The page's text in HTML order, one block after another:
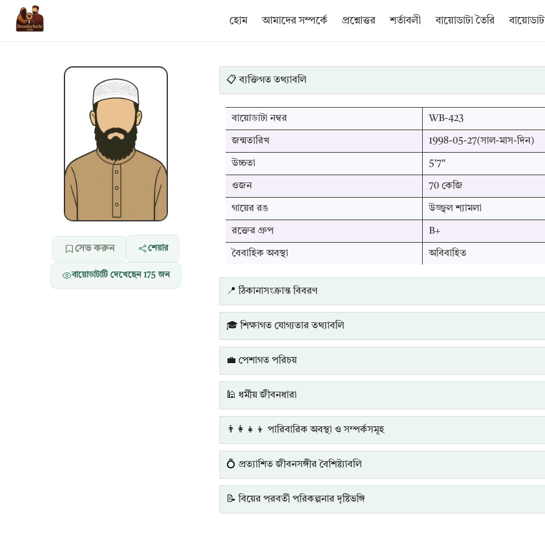
হোম আমাদের সম্পর্কে প্রশ্নোত্তর শর্তাবলী বায়োডাটা তৈরি
সেভ করুন শেয়ার
বায়োডাটাটি দেখেছেন 175 জন
📋 ব্যক্তিগত তথ্যাবলি
বায়োডাটা নম্বর WB-423
জন্মতারিখ 1998-05-27(সাল-মাস-দিন)
উচ্চতা 5'7"
ওজন 70 কেজি
গায়ের রঙ উজ্জ্বল শ্যামলা
রক্তের গ্রুপ B+
বৈবাহিক অবস্থা অবিবাহিত
📍 ঠিকানাসংক্রান্ত বিবরণ
🎓 শিক্ষাগত যোগ্যতার তথ্যাবলি
💼 পেশাগত পরিচয়
🕌 ধর্মীয় জীবনধারা
👨‍👩‍👧‍👦 পারিবারিক অবস্থা ও সম্পর্কসমূহ
💍 প্রত্যাশিত জীবনসঙ্গীর বৈশিষ্ট্যাবলি
📝 বিয়ের পরবর্তী পরিকল্পনার দৃষ্টিভঙ্গি